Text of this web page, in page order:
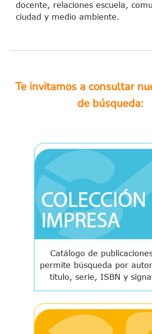
docente, relaciones escuela,
ciudad y medio ambiente.
Te invitamos a consultar
de búsqueda:
Catálogo de
permite búsqueda por
título, serie, ISBN y